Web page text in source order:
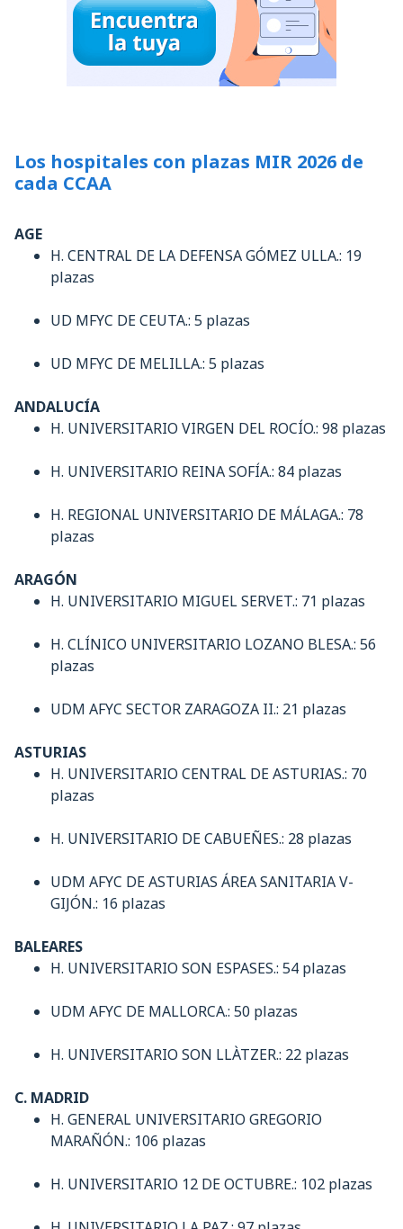
Los hospitales con plazas MIR 2026 de
cada CCAA
AGE
H. CENTRAL DE LA DEFENSA GÓMEZ ULLA.: 19
plazas
UD MFYC DE CEUTA.: 5 plazas
UD MFYC DE MELILLA.: 5 plazas
ANDALUCÍA
H. UNIVERSITARIO VIRGEN DEL ROCÍO.: 98 plazas
H. UNIVERSITARIO REINA SOFÍA.: 84 plazas
H. REGIONAL UNIVERSITARIO DE MÁLAGA.: 78
plazas
ARAGÓN
H. UNIVERSITARIO MIGUEL SERVET.: 71 plazas
H. CLÍNICO UNIVERSITARIO LOZANO BLESA.: 56
plazas
UDM AFYC SECTOR ZARAGOZA II.: 21 plazas
ASTURIAS
H. UNIVERSITARIO CENTRAL DE ASTURIAS.: 70
plazas
H. UNIVERSITARIO DE CABUEÑES.: 28 plazas
UDM AFYC DE ASTURIAS ÁREA SANITARIA V-
GIJÓN.: 16 plazas
BALEARES
H. UNIVERSITARIO SON ESPASES.: 54 plazas
UDM AFYC DE MALLORCA.: 50 plazas
H. UNIVERSITARIO SON LLÀTZER.: 22 plazas
C. MADRID
H. GENERAL UNIVERSITARIO GREGORIO
MARAÑÓN.: 106 plazas
H. UNIVERSITARIO 12 DE OCTUBRE.: 102 plazas